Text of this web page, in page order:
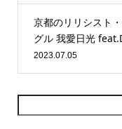
京都のリリシスト
グル 我愛日光
2023.07.05